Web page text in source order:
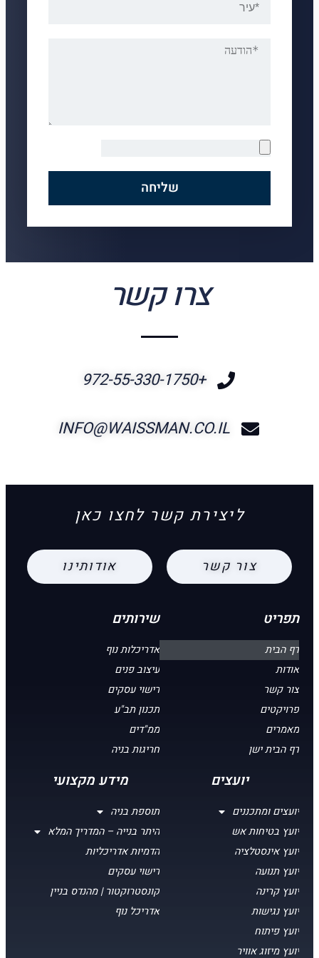
שליחה
צרו קשר
+972-55-330-1750
INFO@WAISSMAN.CO.IL
ליצירת קשר לחצו כאן
צור קשר אודותינו
תפריט
דף הבית
אודות
צור קשר
פרויקטים
מאמרים
דף הבית ישן
שירותים
אדריכלות נוף
עיצוב פנים
רישוי עסקים
תכנון תב"ע
ממ"דים
חריגות בניה
יועצים
יועצים ומתכננים
יועץ בטיחות אש
יועץ אינסטלציה
יועץ תנועה
יועץ קרינה
יועץ נגישות
יועץ פיתוח
יועץ מיזוג אוויר
מידע מקצועי
תוספת בניה
היתר בנייה – המדריך המלא
הדמיות אדריכליות
רישוי עסקים
קונסטרוקטור | מהנדס בניין
אדריכל נוף